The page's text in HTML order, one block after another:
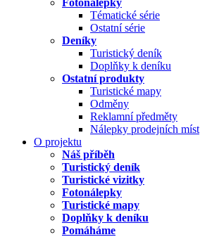
Fotonálepky
Tématické série
Ostatní série
Deníky
Turistický deník
Doplňky k deníku
Ostatní produkty
Turistické mapy
Odměny
Reklamní předměty
Nálepky prodejních míst
O projektu
Náš příběh
Turistický deník
Turistické vizitky
Fotonálepky
Turistické mapy
Doplňky k deníku
Pomáháme